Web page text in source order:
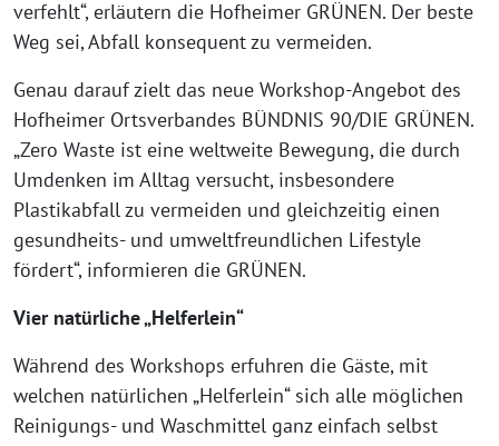
verfehlt“, erläutern die Hofheimer GRÜNEN. Der beste
Weg sei, Abfall konsequent zu vermeiden.
Genau darauf zielt das neue Workshop-Angebot des
Hofheimer Ortsverbandes BÜNDNIS 90/DIE GRÜNEN.
„Zero Waste ist eine weltweite Bewegung, die durch
Umdenken im Alltag versucht, insbesondere
Plastikabfall zu vermeiden und gleichzeitig einen
gesundheits- und umweltfreundlichen Lifestyle
fördert“, informieren die GRÜNEN.
Vier natürliche „Helferlein“
Während des Workshops erfuhren die Gäste, mit
welchen natürlichen „Helferlein“ sich alle möglichen
Reinigungs- und Waschmittel ganz einfach selbst